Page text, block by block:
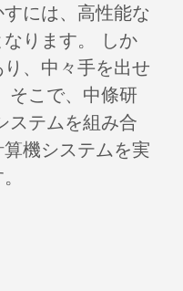
には、高性能な
ります。 しか
、中々手を出せ
そこで、中條研
ステムを組み合
機システムを実